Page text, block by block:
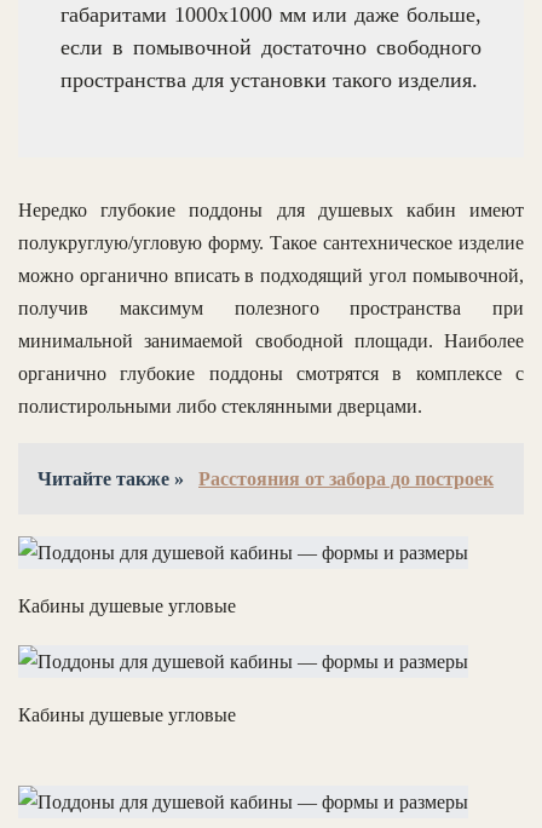
габаритами 1000х1000 мм или даже больше,
если в помывочной достаточно свободного
пространства для установки такого изделия.
Нередко глубокие поддоны для душевых кабин имеют
полукруглую/угловую форму. Такое сантехническое изделие
можно органично вписать в подходящий угол помывочной,
получив максимум полезного пространства при
минимальной занимаемой свободной площади. Наиболее
органично глубокие поддоны смотрятся в комплексе с
полистирольными либо стеклянными дверцами.
Читайте также » Расстояния от забора до построек
Кабины душевые угловые
Кабины душевые угловые